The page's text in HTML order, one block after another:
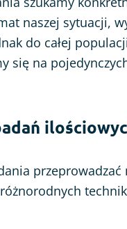
naszej sytuacji,
do całej
się na
przeprowadzać